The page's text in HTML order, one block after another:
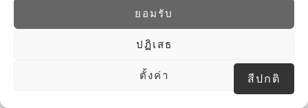
ยอมรับ
ปฏิเสธ
ตั้งค่า สีปกติ